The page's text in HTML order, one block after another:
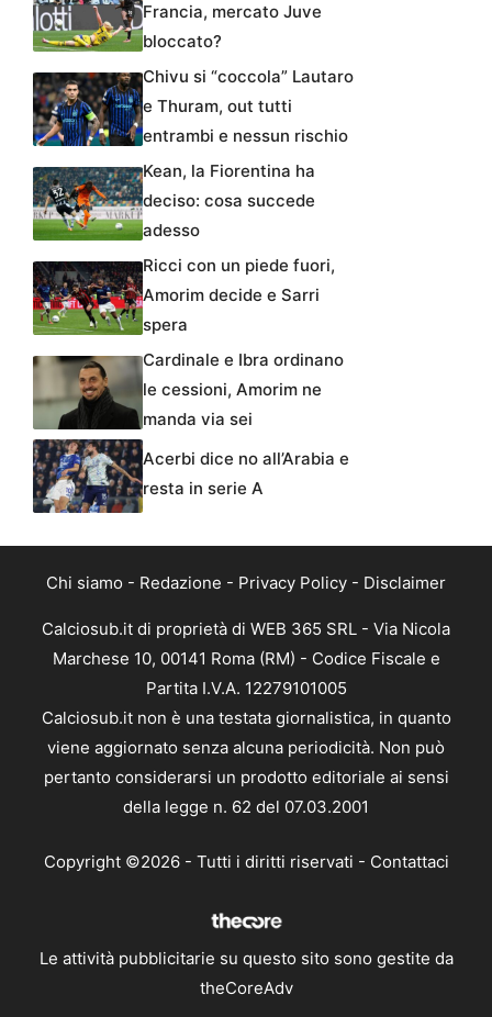
Francia, mercato Juve
bloccato?
Chivu si “coccola” Lautaro
e Thuram, out tutti
entrambi e nessun rischio
Kean, la Fiorentina ha
deciso: cosa succede
adesso
Ricci con un piede fuori,
Amorim decide e Sarri
spera
Cardinale e Ibra ordinano
le cessioni, Amorim ne
manda via sei
Acerbi dice no all’Arabia e
resta in serie A
Chi siamo - Redazione - Privacy Policy - Disclaimer
Calciosub.it di proprietà di WEB 365 SRL - Via Nicola
Marchese 10, 00141 Roma (RM) - Codice Fiscale e
Partita I.V.A. 12279101005
Calciosub.it non è una testata giornalistica, in quanto
viene aggiornato senza alcuna periodicità. Non può
pertanto considerarsi un prodotto editoriale ai sensi
della legge n. 62 del 07.03.2001
Copyright ©2026 - Tutti i diritti riservati - Contattaci
Le attività pubblicitarie su questo sito sono gestite da
theCoreAdv